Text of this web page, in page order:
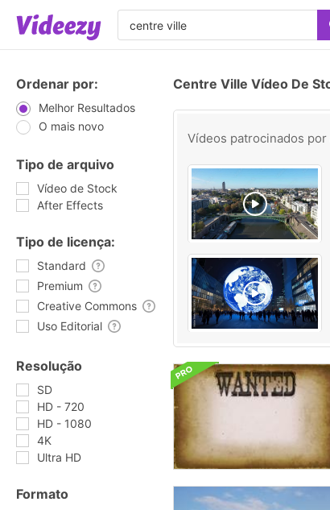
Ordenar por:
Melhor Resultados
O mais novo
Tipo de arquivo
Vídeo de Stock
After Effects
Tipo de licença:
Standard
Premium
Creative Commons
Uso Editorial
Resolução
SD
HD - 720
HD - 1080
4K
Ultra HD
Formato
Centre Ville Vídeo De
Vídeos patrocinados por